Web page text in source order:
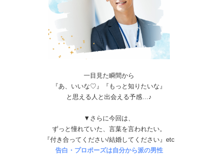
一目見た瞬間から
『あ、いいな♡』『もっと知りたいな』
と思える人と出会える予感…♪
▼さらに今回は、
ずっと憧れていた、言葉を言われたい。
『付き合ってください/結婚してください』etc
告白・プロポーズは自分から派の男性